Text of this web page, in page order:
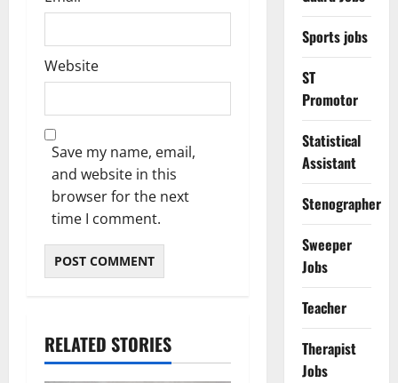
Website
Save my name, email,
and website in this
browser for the next
time I comment.
RELATED STORIES
Sports jobs
ST
Promotor
Statistical
Assistant
Stenographer
Sweeper
Jobs
Teacher
Therapist
Jobs